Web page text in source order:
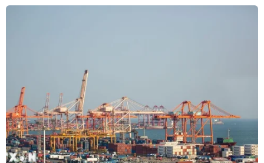
#tin tức hot
#Plus
Brazil
Theo dõi VietnamPlus